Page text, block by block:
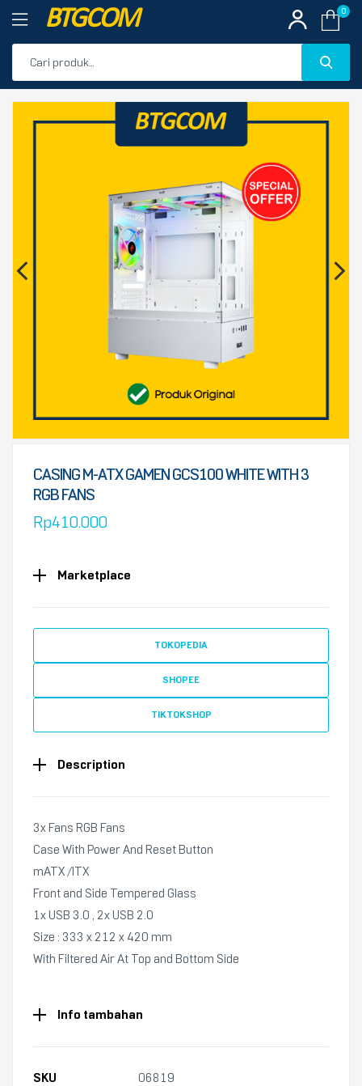
BTGCOM 0
PRODUK UNGGULAN
PRODUK TERBARU
🔍
CASING M-ATX GAMEN GCS100 WHITE WITH 3
RGB FANS
Rp410.000
Marketplace
TOKOPEDIA
SHOPEE
TIKTOKSHOP
Description
3x Fans RGB Fans
Case With Power And Reset Button
mATX /ITX
Front and Side Tempered Glass
1x USB 3.0 , 2x USB 2.0
Size : 333 x 212 x 420 mm
With Filtered Air At Top and Bottom Side
Info tambahan
SKU 06819